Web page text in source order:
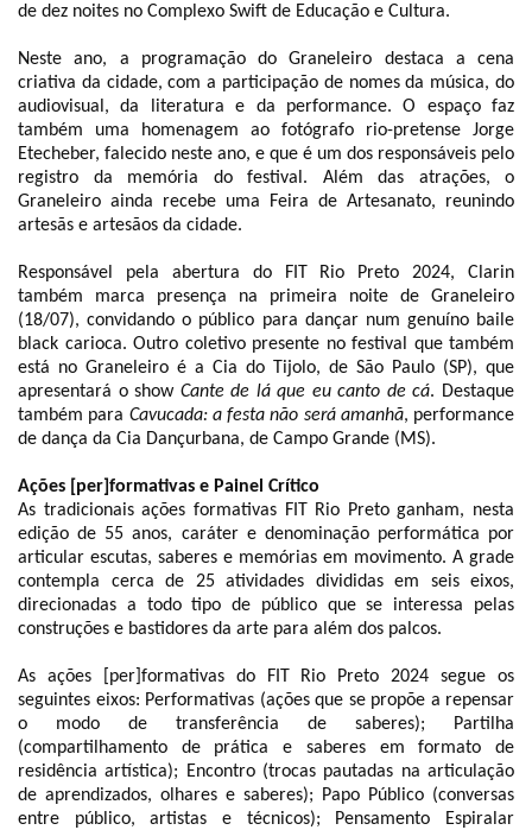
de dez noites no Complexo Swift de Educação e Cultura.
Neste ano, a programação do Graneleiro destaca a cena
criativa da cidade, com a participação de nomes da música, do
audiovisual, da literatura e da performance. O espaço faz
também uma homenagem ao fotógrafo rio-pretense Jorge
Etecheber, falecido neste ano, e que é um dos responsáveis pelo
registro da memória do festival. Além das atrações, o
Graneleiro ainda recebe uma Feira de Artesanato, reunindo
artesãs e artesãos da cidade.
Responsável pela abertura do FIT Rio Preto 2024, Clarin
também marca presença na primeira noite de Graneleiro
(18/07), convidando o público para dançar num genuíno baile
black carioca. Outro coletivo presente no festival que também
está no Graneleiro é a Cia do Tijolo, de São Paulo (SP), que
apresentará o show Cante de lá que eu canto de cá. Destaque
também para Cavucada: a festa não será amanhã, performance
de dança da Cia Dançurbana, de Campo Grande (MS).
Ações [per]formativas e Painel Crítico
As tradicionais ações formativas FIT Rio Preto ganham, nesta
edição de 55 anos, caráter e denominação performática por
articular escutas, saberes e memórias em movimento. A grade
contempla cerca de 25 atividades divididas em seis eixos,
direcionadas a todo tipo de público que se interessa pelas
construções e bastidores da arte para além dos palcos.
As ações [per]formativas do FIT Rio Preto 2024 segue os
seguintes eixos: Performativas (ações que se propõe a repensar
o modo de transferência de saberes); Partilha
(compartilhamento de prática e saberes em formato de
residência artística); Encontro (trocas pautadas na articulação
de aprendizados, olhares e saberes); Papo Público (conversas
entre público, artistas e técnicos); Pensamento Espiralar